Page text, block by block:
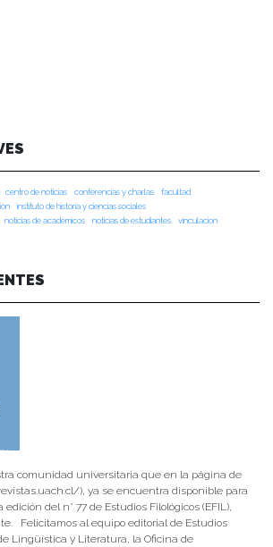
centro de noticias conferencias y charlas
facultad
instituto de historia y ciencias sociales
noticias de académicos noticias de estudiantes
vinculacion
comunidad universitaria que en la página de
), ya se encuentra disponible para
del n° 77 de Estudios Filológicos (EFIL),
Felicitamos al equipo editorial de Estudios
Lingüística y Literatura, la Oficina de